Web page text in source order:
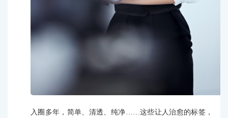
入圈多年，简单、清透、纯净……这些让人治愈的标签，